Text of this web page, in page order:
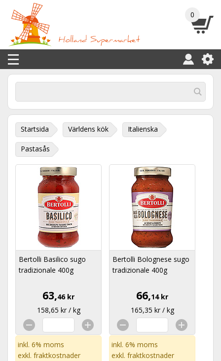
0
Startsida Världens kök Italienska
Pastasås
Bertolli Basilico sugo
tradizionale 400g
63,46 kr
158,65 kr / kg
inkl. 6% moms
exkl. fraktkostnader
Bertolli Bolognese sugo
tradizionale 400g
66,14 kr
165,35 kr / kg
inkl. 6% moms
exkl. fraktkostnader